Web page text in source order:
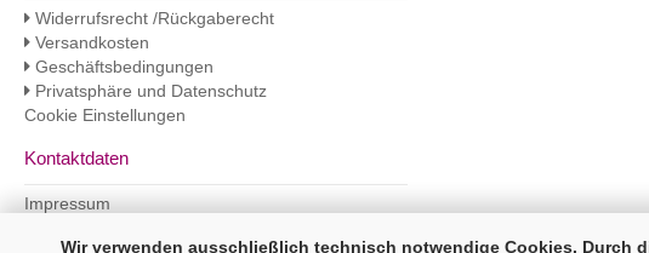
Wir verwenden ausschließlich technisch notwendige Cookies. Durch
Widerrufsrecht /Rückgaberecht
Versandkosten
Geschäftsbedingungen
Privatsphäre und Datenschutz
Cookie Einstellungen
Kontaktdaten
Impressum